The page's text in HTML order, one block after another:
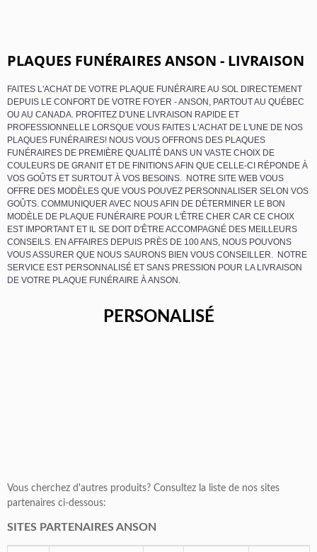
PLAQUES FUNÉRAIRES ANSON - LIVRAISON
FAITES L'ACHAT DE VOTRE PLAQUE FUNÉRAIRE AU SOL DIRECTEMENT
DEPUIS LE CONFORT DE VOTRE FOYER - ANSON, PARTOUT AU QUÉBEC
OU AU CANADA. PROFITEZ D'UNE LIVRAISON RAPIDE ET
PROFESSIONNELLE LORSQUE VOUS FAITES L'ACHAT DE L'UNE DE NOS
PLAQUES FUNÉRAIRES! NOUS VOUS OFFRONS DES PLAQUES
FUNÉRAIRES DE PREMIÈRE QUALITÉ DANS UN VASTE CHOIX DE
COULEURS DE GRANIT ET DE FINITIONS AFIN QUE CELLE-CI RÉPONDE À
VOS GOÛTS ET SURTOUT À VOS BESOINS. NOTRE SITE WEB VOUS
OFFRE DES MODÈLES QUE VOUS POUVEZ PERSONNALISER SELON VOS
GOÛTS. COMMUNIQUER AVEC NOUS AFIN DE DÉTERMINER LE BON
MODÈLE DE PLAQUE FUNÉRAIRE POUR L'ÊTRE CHER CAR CE CHOIX
EST IMPORTANT ET IL SE DOIT D'ÊTRE ACCOMPAGNÉ DES MEILLEURS
CONSEILS. EN AFFAIRES DEPUIS PRÈS DE 100 ANS, NOUS POUVONS
VOUS ASSURER QUE NOUS SAURONS BIEN VOUS CONSEILLER. NOTRE
SERVICE EST PERSONNALISÉ ET SANS PRESSION POUR LA LIVRAISON
DE VOTRE PLAQUE FUNÉRAIRE À ANSON.
PERSONALISÉ
Vous cherchez d'autres produits? Consultez la liste de nos sites
partenaires ci-dessous:
SITES PARTENAIRES ANSON